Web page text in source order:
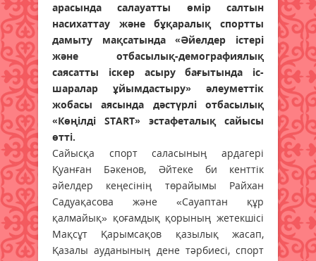
арасында салауатты өмір салтын
насихаттау және бұқаралық спортты
дамыту мақсатында «Әйелдер істері
және отбасылық-демографиялық
саясатты іскер асыру бағытында іс-
шаралар ұйымдастыру» әлеуметтік
жобасы аясында дәстүрлі отбасылық
«Көңілді START» эстафеталық сайысы
өтті.
Сайысқа спорт саласының ардагері
Қуанған Бәкенов, Әйтеке би кенттік
әйелдер кеңесінің төрайымы Райхан
Садуақасова және «Сауаптан құр
қалмайық» қоғамдық қорының жетекшісі
Мақсұт Қарымсақов қазылық жасап,
Қазалы ауданының дене тәрбиесі, спорт